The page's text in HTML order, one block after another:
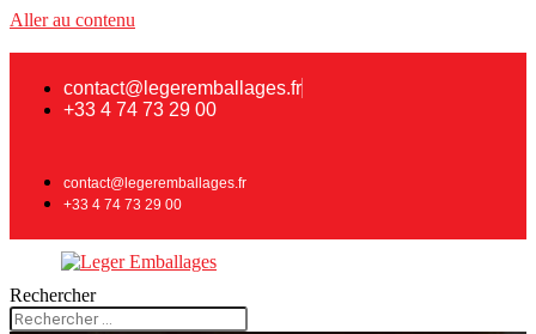
Aller au contenu
contact@legeremballages.fr
+33 4 74 73 29 00
contact@legeremballages.fr
+33 4 74 73 29 00
Rechercher